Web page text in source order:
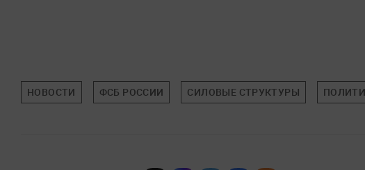
НОВОСТИ ФСБ РОССИИ СИЛОВЫЕ СТРУКТУРЫ